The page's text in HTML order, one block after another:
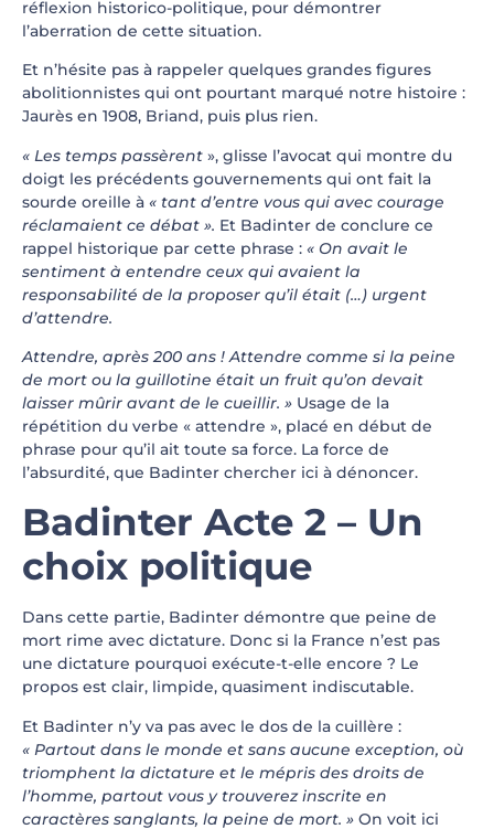
réflexion historico-politique, pour démontrer
l’aberration de cette situation.
Et n’hésite pas à rappeler quelques grandes figures
abolitionnistes qui ont pourtant marqué notre histoire :
Jaurès en 1908, Briand, puis plus rien.
« Les temps passèrent », glisse l’avocat qui montre du
doigt les précédents gouvernements qui ont fait la
sourde oreille à « tant d’entre vous qui avec courage
réclamaient ce débat ». Et Badinter de conclure ce
rappel historique par cette phrase : « On avait le
sentiment à entendre ceux qui avaient la
responsabilité de la proposer qu’il était (…) urgent
d’attendre.
Attendre, après 200 ans ! Attendre comme si la peine
de mort ou la guillotine était un fruit qu’on devait
laisser mûrir avant de le cueillir. » Usage de la
répétition du verbe « attendre », placé en début de
phrase pour qu’il ait toute sa force. La force de
l’absurdité, que Badinter chercher ici à dénoncer.
Badinter Acte 2 – Un
choix politique
Dans cette partie, Badinter démontre que peine de
mort rime avec dictature. Donc si la France n’est pas
une dictature pourquoi exécute-t-elle encore ? Le
propos est clair, limpide, quasiment indiscutable.
Et Badinter n’y va pas avec le dos de la cuillère :
« Partout dans le monde et sans aucune exception, où
triomphent la dictature et le mépris des droits de
l’homme, partout vous y trouverez inscrite en
caractères sanglants, la peine de mort. » On voit ici